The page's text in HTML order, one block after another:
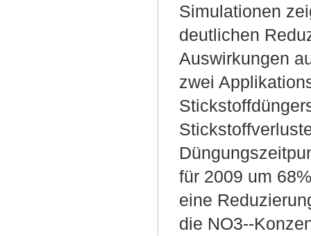
Simulationen
deutlichen
Auswirkungen
zwei
für 2009 um
eine
die NO3--